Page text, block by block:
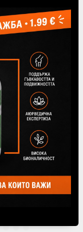
60 таблетки,